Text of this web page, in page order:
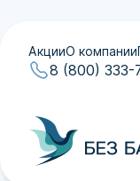
АкцииО компании
8 (800) 333-